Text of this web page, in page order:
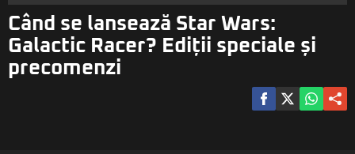
Când se lansează Star Wars:
Galactic Racer? Ediții speciale și
precomenzi